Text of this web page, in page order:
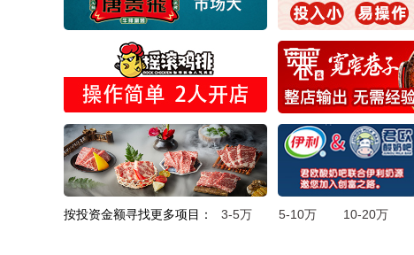
按投资金额寻找更多项目： 3-5万 5-10万 10-20万